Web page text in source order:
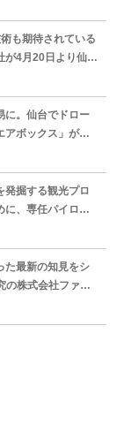
も期待されている
が4月20日より仙台
売、サポートま
に。仙台でドロー
アボックス」が、
ファン」をオ
発掘する観光プロ
に、専任パイロッ
サービス」を開
ク】
た最新の知見をシ
の株式会社ファナ
」がドローンメ